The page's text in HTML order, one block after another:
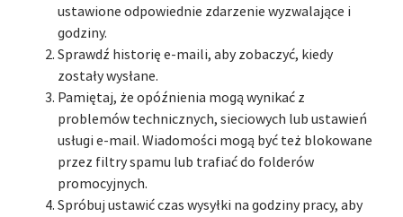
ustawione odpowiednie zdarzenie wyzwalające i
godziny.
Sprawdź historię e-maili, aby zobaczyć, kiedy
zostały wysłane.
Pamiętaj, że opóźnienia mogą wynikać z
problemów technicznych, sieciowych lub ustawień
usługi e-mail. Wiadomości mogą być też blokowane
przez filtry spamu lub trafiać do folderów
promocyjnych.
Spróbuj ustawić czas wysyłki na godziny pracy, aby